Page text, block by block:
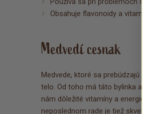
Obsahuje flavonoidy a
Medvedí cesnak
Medvede, ktoré sa
telo. Od toho má táto bylinka
nám dôležité vitamíny a
neposlednom rade je tiež